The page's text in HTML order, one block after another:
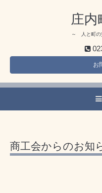
庄内
～ 人と町の
お
商工会からのお知